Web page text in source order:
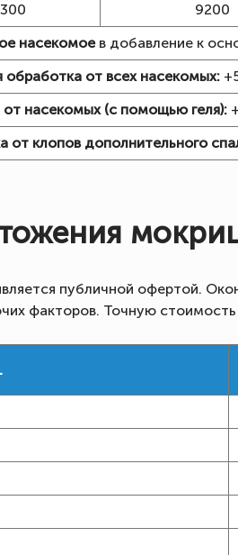
9200
насекомоев добавление к
обработка от всех насекомых:
от насекомых (с помощью геля):
от клопов дополнительного
публичной офертой.
факторов. Точную